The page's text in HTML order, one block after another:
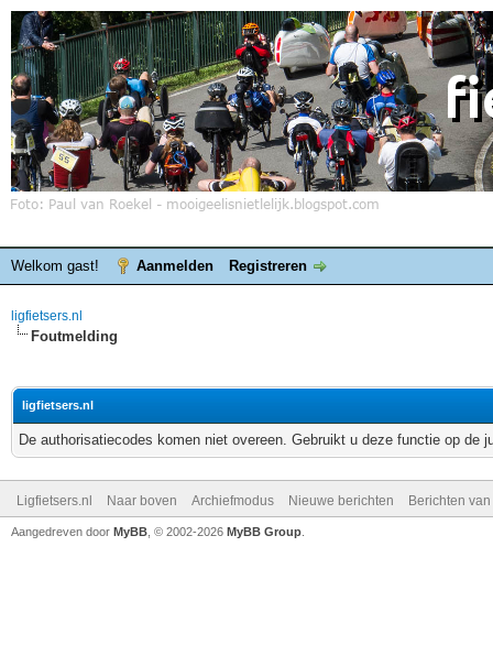
Welkom gast! Aanmelden Registreren
ligfietsers.nl
Foutmelding
ligfietsers.nl
De authorisatiecodes komen niet overeen. Gebruikt u deze functie op de
Ligfietsers.nl Naar boven Archiefmodus Nieuwe berichten Berichten
Aangedreven door MyBB , © 2002-2026 MyBB Group